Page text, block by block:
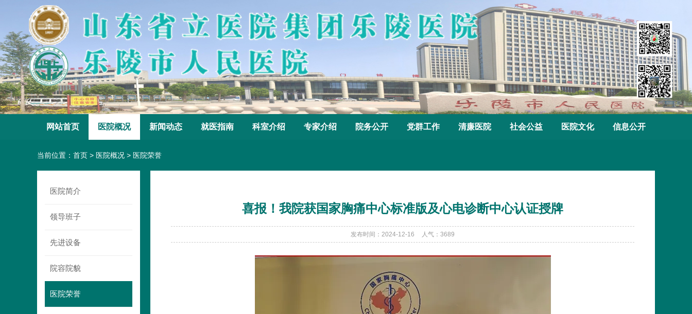
网站首页 医院概况 新闻动态 就医指南 科室介绍 专家介绍 院务公开 党群工作 清廉医院 社会公益 医院文化 信息公开
当前位置： 首页 > 医院概况 > 医院荣誉
医院简介
领导班子
先进设备
院容院貌
医院荣誉
喜报！我院获国家胸痛中心标准版及心电诊断中心认证授牌
发布时间：2024-12-16 人气： 3689